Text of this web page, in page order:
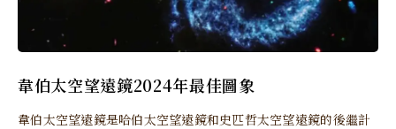
韋伯太空望遠鏡2024年最佳圖象
韋伯太空望遠鏡是哈伯太空望遠鏡和史匹哲太空望遠鏡的後繼計